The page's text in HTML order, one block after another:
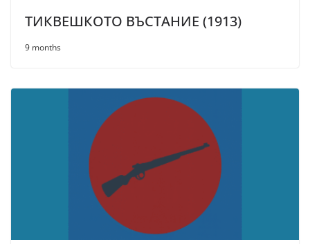
ТИКВЕШКОТО ВЪСТАНИЕ (1913)
9 months